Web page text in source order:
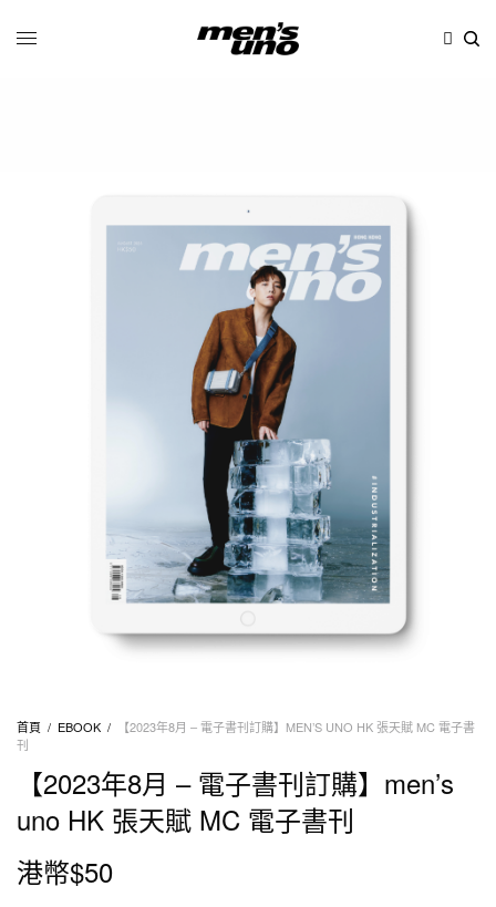
首頁 / EBOOK /
【2023年8月 – 電子書刊訂購】MEN’S UNO HK 張天賦 MC 電子書
刊
【2023年8月 – 電子書刊訂購】men’s
uno HK 張天賦 MC 電子書刊
港幣$50